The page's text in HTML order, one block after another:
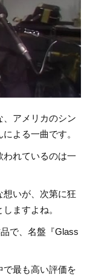
、アメリカのシン
よる一曲です。
れているのは一
いが、次第に狂
ますよね。
で、名盤『Glass
で最も高い評価を